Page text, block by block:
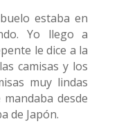
estaba en
Yo llego a
le dice a la
camisas y los
muy lindas
desde
de Japón.